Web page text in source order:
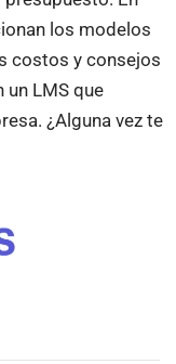
los modelos
costos y consejos
un LMS que
¿Alguna vez te